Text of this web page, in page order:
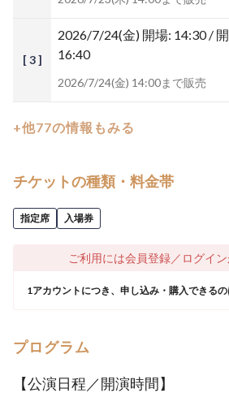
[ 3 ]
2026/7/24(金) 開場: 14:30 /
16:40
2026/7/24(金) 14:00まで販売
+他77の情報もみる
チケットの種類・料金帯
指定席 入場券
ご利用には会員登録／ログイン
1アカウントにつき、申し込み・購入できる
プログラム
【公演日程／開演時間】